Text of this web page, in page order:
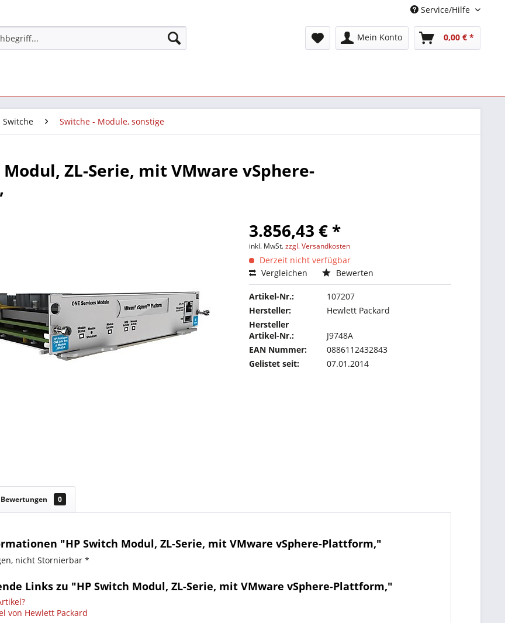
Service/Hilfe
Mein Konto 0,00 € *
Switche Switche - Module, sonstige
Modul, ZL-Serie, mit VMware vSphere-
3.856,43 € *
inkl. MwSt.zzgl. Versandkosten
Derzeit nicht verfügbar
Vergleichen
Bewerten
Artikel-Nr.:
107207
Hersteller:
Hewlett Packard
Hersteller
Artikel-Nr.:
J9748A
EAN Nummer:
0886112432843
Gelistet seit:
07.01.2014
Bewertungen 0
"HP Switch Modul, ZL-Serie, mit VMware vSphere-Plattform,"
nicht Stornierbar *
Links zu "HP Switch Modul, ZL-Serie, mit VMware vSphere-Plattform,"
von Hewlett Packard